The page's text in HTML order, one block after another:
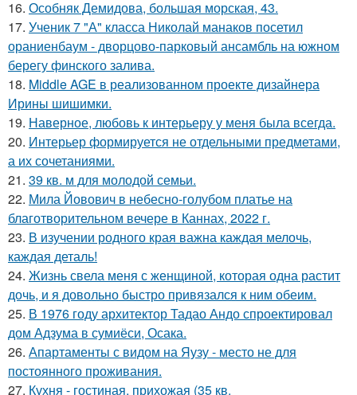
16. Особняк Демидова, большая морская, 43.
17. Ученик 7 "А" класса Николай манаков посетил
ораниенбаум - дворцово-парковый ансамбль на южном
берегу финского залива.
18. Middle AGE в реализованном проекте дизайнера
Ирины шишимки.
19. Наверное, любовь к интерьеру у меня была всегда.
20. Интерьер формируется не отдельными предметами,
а их сочетаниями.
21. 39 кв. м для молодой семьи.
22. Мила Йовович в небесно-голубом платье на
благотворительном вечере в Каннах, 2022 г.
23. В изучении родного края важна каждая мелочь,
каждая деталь!
24. Жизнь свела меня с женщиной, которая одна растит
дочь, и я довольно быстро привязался к ним обеим.
25. В 1976 году архитектор Тадао Андо спроектировал
дом Адзума в сумиёси, Осака.
26. Апартаменты с видом на Яузу - место не для
постоянного проживания.
27. Кухня - гостиная, прихожая (35 кв.